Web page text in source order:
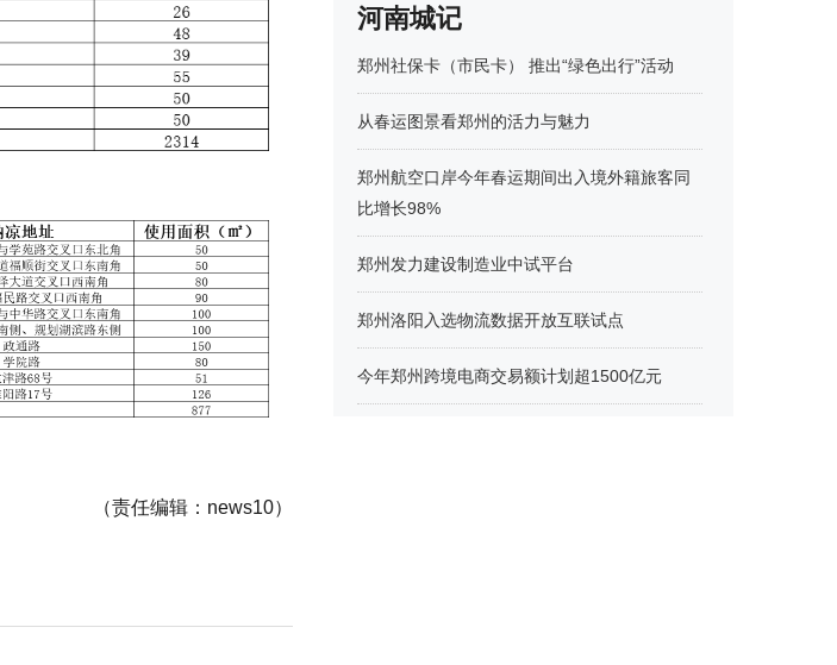
（责任编辑：news10）
河南城记
郑州社保卡（市民卡） 推出“绿色出行”活动
从春运图景看郑州的活力与魅力
郑州航空口岸今年春运期间出入境外籍旅客同
比增长98%
郑州发力建设制造业中试平台
郑州洛阳入选物流数据开放互联试点
今年郑州跨境电商交易额计划超1500亿元